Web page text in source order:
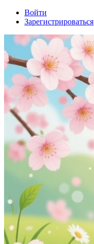
Войти
Зарегистрироваться